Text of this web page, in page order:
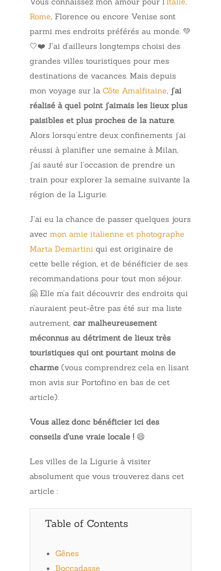
Rome, Florence ou encore Venise sont
parmi mes endroits préférés au monde. 💚
🤍❤️ J’ai d’ailleurs longtemps choisi des
grandes villes touristiques pour mes
destinations de vacances. Mais depuis
mon voyage sur la Côte Amalfitaine, j’ai
réalisé à quel point j’aimais les lieux plus
paisibles et plus proches de la nature.
Alors lorsqu’entre deux confinements j’ai
réussi à planifier une semaine à Milan,
j’ai sauté sur l’occasion de prendre un
train pour explorer la semaine suivante la
région de la Ligurie.
J’ai eu la chance de passer quelques jours
avec mon amie italienne et photographe
Marta Demartini qui est originaire de
cette belle région, et de bénéficier de ses
recommandations pour tout mon séjour.
🤗 Elle m’a fait découvrir des endroits qui
n’auraient peut-être pas été sur ma liste
autrement, car malheureusement
méconnus au détriment de lieux très
touristiques qui ont pourtant moins de
charme (vous comprendrez cela en lisant
mon avis sur Portofino en bas de cet
article).
Vous allez donc bénéficier ici des
conseils d’une vraie locale ! 😄
Les villes de la Ligurie à visiter
absolument que vous trouverez dans cet
article :
Table of Contents
Gênes
Boccadasse